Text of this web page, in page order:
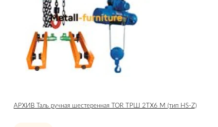
АРХИВ Таль ручная шестеренная TOR ТРШ 2ТХ6 М (тип HS-Z)